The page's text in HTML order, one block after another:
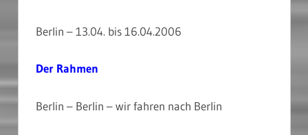
Berlin – 13.04. bis 16.04.2006
Der Rahmen
Berlin – Berlin – wir fahren nach Berlin